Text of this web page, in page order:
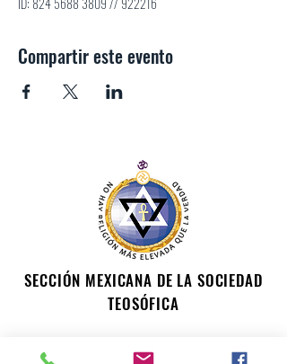
Compartir este evento
SECCIÓN MEXICANA DE LA SOCIEDAD
TEOSÓFICA